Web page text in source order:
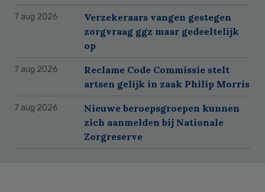
7 aug 2026
Verzekeraars vangen gestegen
zorgvraag ggz maar gedeeltelijk
op
7 aug 2026
Reclame Code Commissie stelt
artsen gelijk in zaak Philip Morris
7 aug 2026
Nieuwe beroepsgroepen kunnen
zich aanmelden bij Nationale
Zorgreserve